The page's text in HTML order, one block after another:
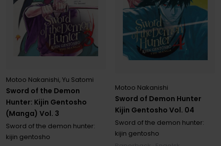
Sword of the Demon
Hunter: Kijin Gentosho
(Manga) Vol. 3
Motoo Nakanishi, Yu Satomi
Sword of the demon hunter:
kijin gentosho
Sword of Demon Hunter
Kijin Gentosho Vol. 04
Motoo Nakanishi
Sword of the demon hunter:
kijin gentosho